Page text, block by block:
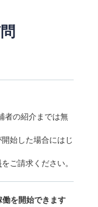
者の紹介までは無
始した場合にはじ
をご請求ください。
を開始できます